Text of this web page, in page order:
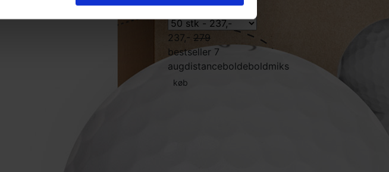
237,- 279
bestseller 7
augdistanceboldeboldmiks
køb